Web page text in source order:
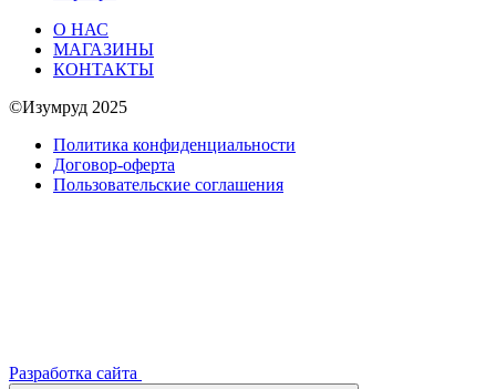
О НАС
МАГАЗИНЫ
КОНТАКТЫ
©Изумруд 2025
Политика конфиденциальности
Договор-оферта
Пользовательские соглашения
Разработка сайта